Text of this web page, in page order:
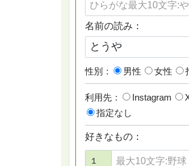
名前の読み：
性別： 男性 女性
利用先： Instagram
指定なし
好きなもの：
１